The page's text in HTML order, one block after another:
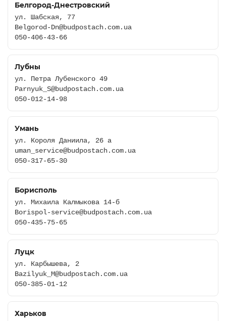
Белгород-Днестровский
ул. Шабская, 77
Belgorod-Dn@budpostach.com.ua
050-406-43-66
Лубны
ул. Петра Лубенского 49
Parnyuk_S@budpostach.com.ua
050-012-14-98
Умань
ул. Короля Даниила, 26 а
uman_service@budpostach.com.ua
050-317-65-30
Борисполь
ул. Михаила Калмыкова 14-б
Borispol-service@budpostach.com.ua
050-435-75-65
Луцк
ул. Карбышева, 2
Bazilyuk_M@budpostach.com.ua
050-385-01-12
Харьков